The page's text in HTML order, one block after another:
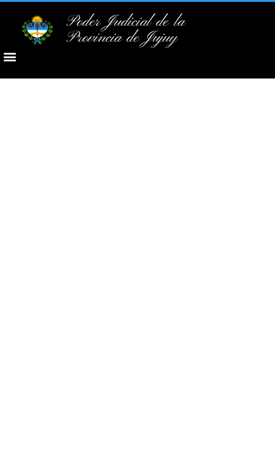
Poder Judicial de la
Provincia de Jujuy